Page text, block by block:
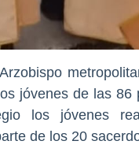
jóvenes de las
los jóvenes
de los 20